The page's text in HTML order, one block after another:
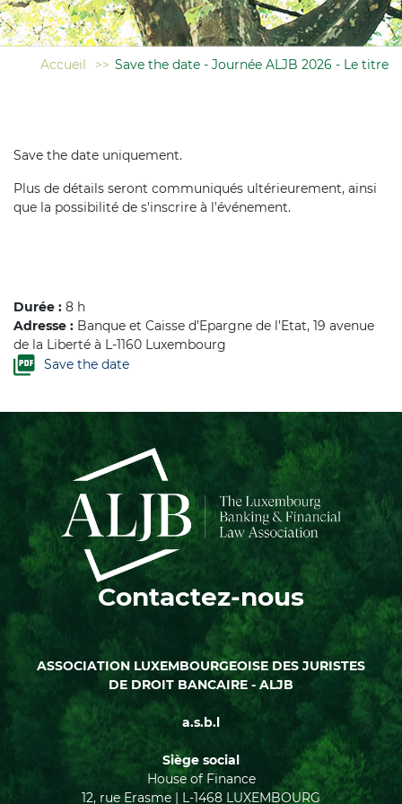
Accueil >> Save the date - Journée ALJB 2026 - Le titre
Save the date uniquement.
Plus de détails seront communiqués ultérieurement, ainsi
que la possibilité de s'inscrire à l'événement.
Durée : 8 h
Adresse : Banque et Caisse d’Epargne de l’Etat, 19 avenue
de la Liberté à L-1160 Luxembourg
Save the date
Contactez-nous
ASSOCIATION LUXEMBOURGEOISE DES JURISTES
DE DROIT BANCAIRE - ALJB
a.s.b.l
Siège social
House of Finance
12, rue Erasme | L-1468 LUXEMBOURG